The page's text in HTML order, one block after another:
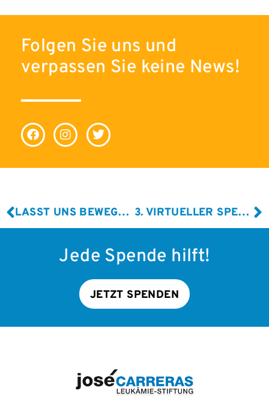
Folgen Sie uns und
verpassen Sie keine News!
LASST UNS BEWEGEN! 3. VIRTUELLER SPENDENLAUF GEGEN LEUKÄMIE
Jede Spende hilft!
JETZT SPENDEN